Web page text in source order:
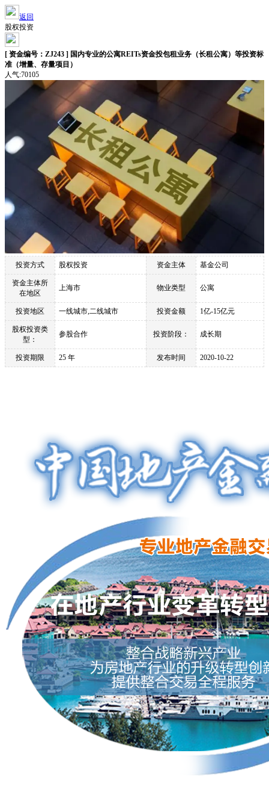
返回
股权投资
[ 资金编号：ZJ243 ] 国内专业的公寓REITs资金投包租业务（长租公寓）等投资标
准（增量、存量项目）
人气:70105
投资方式 股权投资 资金主体 基金公司
资金主体所
在地区
上海市 物业类型 公寓
投资地区 一线城市,二线城市 投资金额 1亿-15亿元
股权投资类
型：
参股合作 投资阶段： 成长期
投资期限 25 年 发布时间 2020-10-22